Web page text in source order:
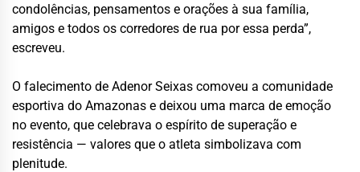
condolências, pensamentos e orações à sua família,
amigos e todos os corredores de rua por essa perda”,
escreveu.
O falecimento de Adenor Seixas comoveu a comunidade
esportiva do Amazonas e deixou uma marca de emoção
no evento, que celebrava o espírito de superação e
resistência — valores que o atleta simbolizava com
plenitude.